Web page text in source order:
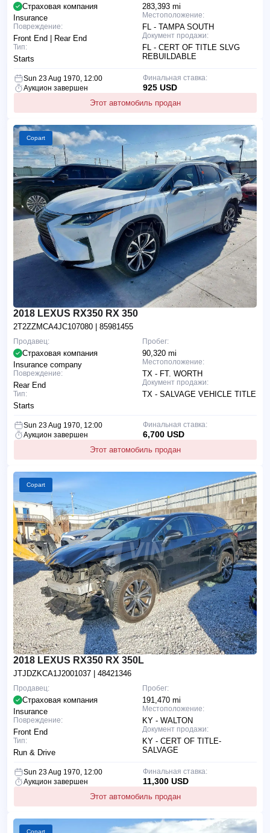
283,393 mi
Местоположение:
FL - TAMPA SOUTH
Документ продажи:
FL - CERT OF TITLE SLVG
REBUILDABLE
Страховая компания
Insurance
Повреждение:
Front End | Rear End
Тип:
Starts
Sun 23 Aug 1970, 12:00
Аукцион завершен
Этот автомобиль продан
Финальная ставка:
925 USD
Copart
2018 LEXUS RX350 RX 350
2T2ZZMCA4JC107080 | 85981455
Пробег:
90,320 mi
Местоположение:
TX - FT. WORTH
Документ продажи:
TX - SALVAGE VEHICLE TITLE
Продавец:
Страховая компания
Insurance company
Повреждение:
Rear End
Тип:
Starts
Sun 23 Aug 1970, 12:00
Аукцион завершен
Этот автомобиль продан
Финальная ставка:
6,700 USD
Copart
2018 LEXUS RX350 RX 350L
JTJDZKCA1J2001037 | 48421346
Пробег:
191,470 mi
Местоположение:
KY - WALTON
Документ продажи:
KY - CERT OF TITLE-
SALVAGE
Продавец:
Страховая компания
Insurance
Повреждение:
Front End
Тип:
Run & Drive
Sun 23 Aug 1970, 12:00
Аукцион завершен
Этот автомобиль продан
Финальная ставка:
11,300 USD
Copart